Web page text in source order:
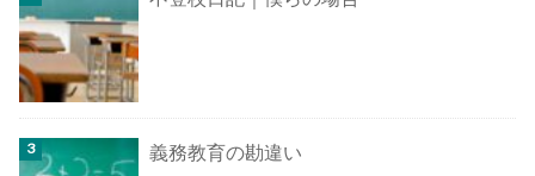
義務教育の勘違い